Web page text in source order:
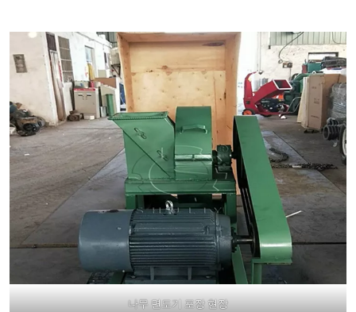
나무 면도기 포장 현장